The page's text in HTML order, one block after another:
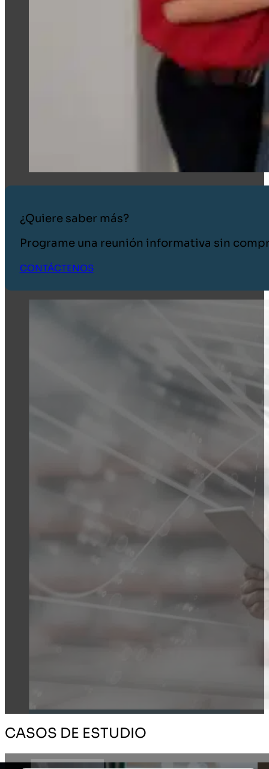
¿Quiere saber más?
Programe una reunión informativa sin
CONTÁCTENOS
CASOS DE ESTUDIO